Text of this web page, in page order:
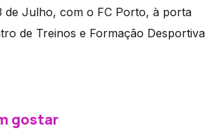
de Julho, com o FC Porto, à porta
de Treinos e Formação Desportiva
gostar